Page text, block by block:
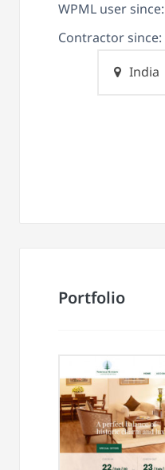
WPML user since:
Contractor since:
India
Portfolio